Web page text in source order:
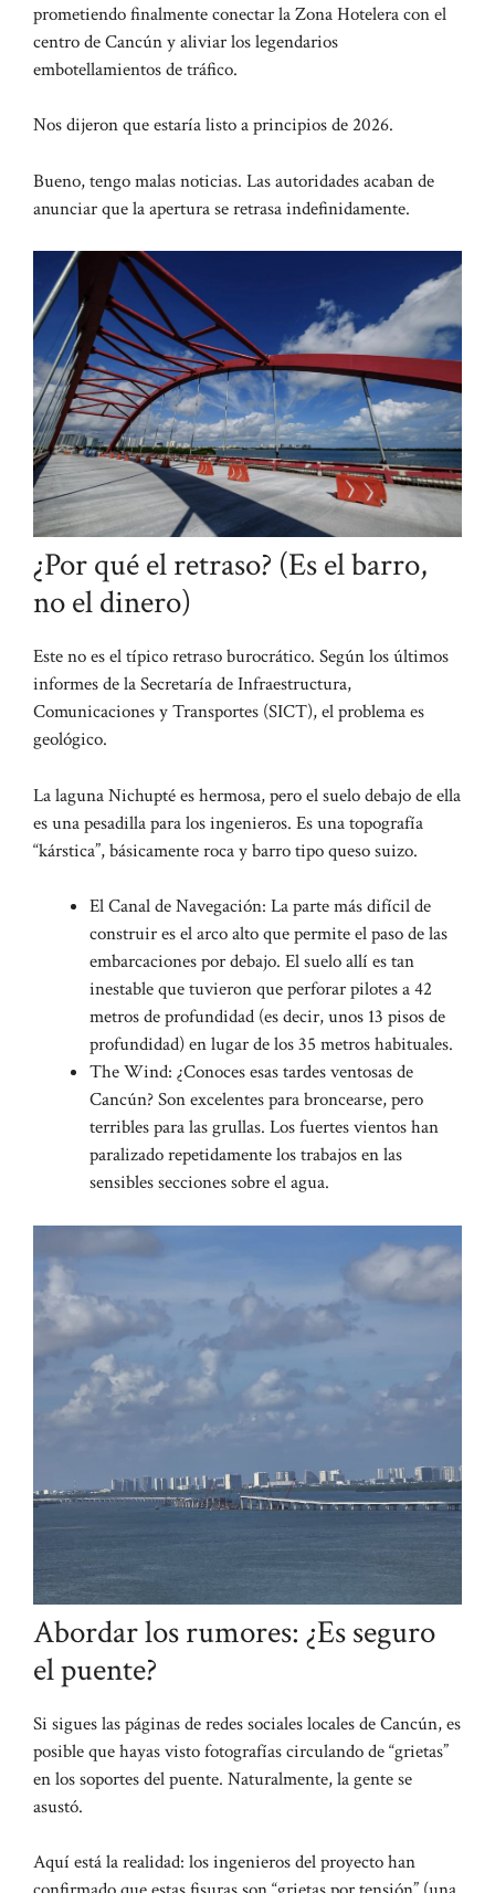
prometiendo finalmente conectar la Zona Hotelera con el
centro de Cancún y aliviar los legendarios
embotellamientos de tráfico.
Nos dijeron que estaría listo a principios de 2026.
Bueno, tengo malas noticias. Las autoridades acaban de
anunciar que la apertura se retrasa indefinidamente.
¿Por qué el retraso? (Es el barro,
no el dinero)
Este no es el típico retraso burocrático. Según los últimos
informes de la Secretaría de Infraestructura,
Comunicaciones y Transportes (SICT), el problema es
geológico.
La laguna Nichupté es hermosa, pero el suelo debajo de ella
es una pesadilla para los ingenieros. Es una topografía
“kárstica”, básicamente roca y barro tipo queso suizo.
El Canal de Navegación: La parte más difícil de
construir es el arco alto que permite el paso de las
embarcaciones por debajo. El suelo allí es tan
inestable que tuvieron que perforar pilotes a 42
metros de profundidad (es decir, unos 13 pisos de
profundidad) en lugar de los 35 metros habituales.
The Wind: ¿Conoces esas tardes ventosas de
Cancún? Son excelentes para broncearse, pero
terribles para las grullas. Los fuertes vientos han
paralizado repetidamente los trabajos en las
sensibles secciones sobre el agua.
Abordar los rumores: ¿Es seguro
el puente?
Si sigues las páginas de redes sociales locales de Cancún, es
posible que hayas visto fotografías circulando de “grietas”
en los soportes del puente. Naturalmente, la gente se
asustó.
Aquí está la realidad: los ingenieros del proyecto han